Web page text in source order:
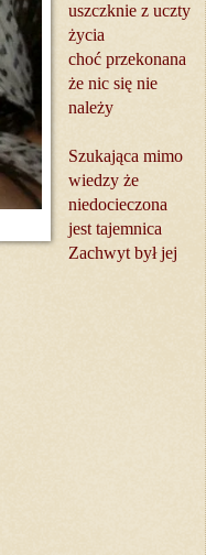
uszczknie z uczty
życia
choć przekonana
że nic się nie
należy
Szukająca mimo
wiedzy że
niedocieczona
jest tajemnica
Zachwyt był jej